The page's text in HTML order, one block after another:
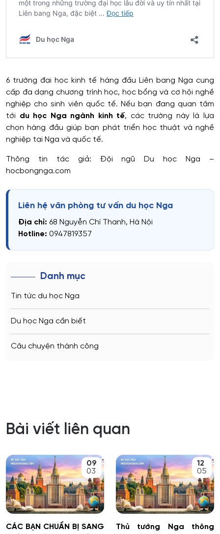
6 trường đại học kinh tế hàng đầu Liên bang Nga cung
cấp đa dạng chương trình học, học bổng và cơ hội nghề
nghiệp cho sinh viên quốc tế. Nếu bạn đang quan tâm
tới du học Nga ngành kinh tế, các trường này là lựa
chọn hàng đầu giúp bạn phát triển học thuật và nghề
nghiệp tại Nga và quốc tế.
Thông tin tác giả: Đội ngũ Du học Nga –
hocbongnga.com
Liên hệ văn phòng tư vấn du học Nga
Địa chỉ: 68 Nguyễn Chí Thanh, Hà Nội
Hotline: 0947819357
Danh mục
Tin tức du học Nga
Du học Nga cần biết
Câu chuyện thành công
Bài viết liên quan
09
03
CÁC BẠN CHUẨN BỊ SANG
12
05
Thủ tướng Nga thông